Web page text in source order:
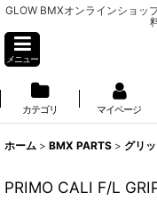
GLOW BMXオンラインショ
メニュー
カテゴリ マイページ
ホーム > BMX PARTS > グリ
PRIMO CALI F/L